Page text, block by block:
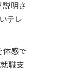
説明さ
テレ
体感で
職支